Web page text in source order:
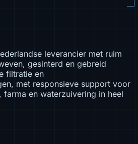
leverancier met ruim
gesinterd en gebreid
filtratie en
met responsieve support voor
en waterzuivering in heel